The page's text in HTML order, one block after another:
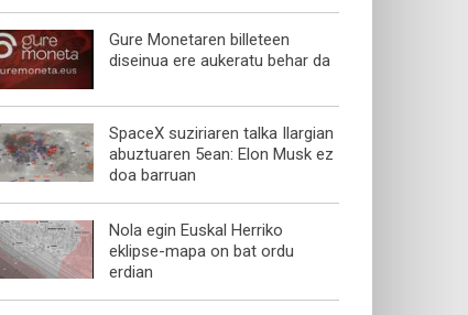
Gure Monetaren billeteen
diseinua ere aukeratu behar da
SpaceX suziriaren talka Ilargian
abuztuaren 5ean: Elon Musk ez
doa barruan
Nola egin Euskal Herriko
eklipse-mapa on bat ordu
erdian